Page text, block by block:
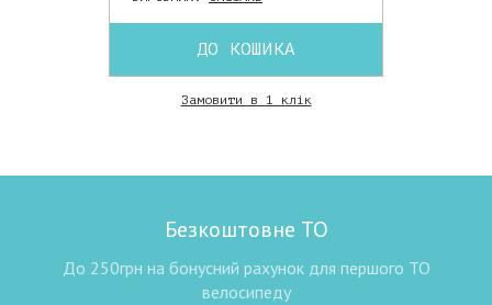
ДО КОШИКА
Замовити в 1 клік
Безкоштовне ТО
До 250грн на бонусний рахунок для першого ТО
велосипеду